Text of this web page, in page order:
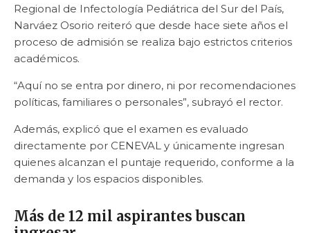
Regional de Infectología Pediátrica del Sur del País,
Narváez Osorio reiteró que desde hace siete años el
proceso de admisión se realiza bajo estrictos criterios
académicos.
“Aquí no se entra por dinero, ni por recomendaciones
políticas, familiares o personales”, subrayó el rector.
Además, explicó que el examen es evaluado
directamente por CENEVAL y únicamente ingresan
quienes alcanzan el puntaje requerido, conforme a la
demanda y los espacios disponibles.
Más de 12 mil aspirantes buscan